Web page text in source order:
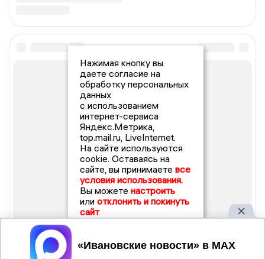
Нажимая кнопку вы
даете согласие на
обработку персональных
данных
с использованием
интернет-сервиса
Яндекс.Метрика,
top.mail.ru, LiveInternet.
На сайте используются
cookie. Оставаясь на
сайте, вы принимаете все
условия использования.
Вы можете настроить
или отклонить и покинуть
сайт
Принять